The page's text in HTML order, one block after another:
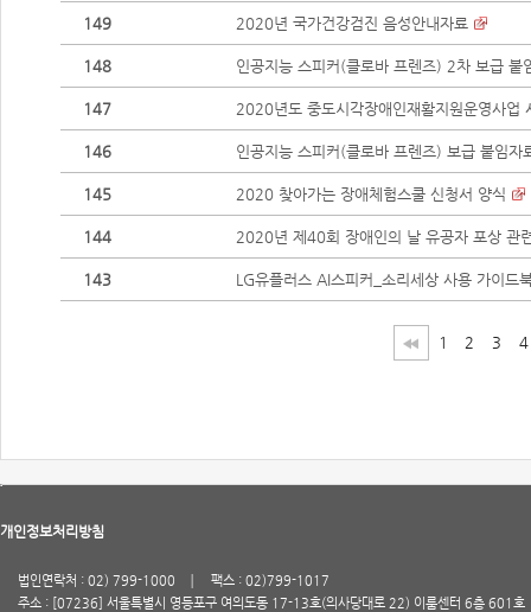
149 2020년 국가건강검진 음성안내자료
148 인공지능 스피커(클로바 프렌즈) 2차 보급 붙
147 2020년도 중도시각장애인재활지원운영사업
146 인공지능 스피커(클로바 프렌즈) 보급 붙임자
145 2020 찾아가는 장애체험스쿨 신청서 양식
144 2020년 제40회 장애인의 날 유공자 포상 관
143 LG유플러스 AI스피커_소리세상 사용 가이드
1 2 3 4
개인정보처리방침
법인연락처 : 02) 799-1000
팩스 : 02)799-1017
주소 : [07236] 서울특별시 영등포구 여의도동 17-13호(의사당대로 22) 이룸센터 6층 601호